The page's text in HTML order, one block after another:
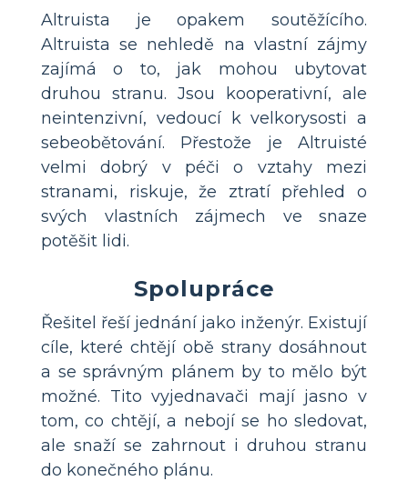
Altruista je opakem soutěžícího.
Altruista se nehledě na vlastní zájmy
zajímá o to, jak mohou ubytovat
druhou stranu. Jsou kooperativní, ale
neintenzivní, vedoucí k velkorysosti a
sebeobětování. Přestože je Altruisté
velmi dobrý v péči o vztahy mezi
stranami, riskuje, že ztratí přehled o
svých vlastních zájmech ve snaze
potěšit lidi.
Spolupráce
Řešitel řeší jednání jako inženýr. Existují
cíle, které chtějí obě strany dosáhnout
a se správným plánem by to mělo být
možné. Tito vyjednavači mají jasno v
tom, co chtějí, a nebojí se ho sledovat,
ale snaží se zahrnout i druhou stranu
do konečného plánu.